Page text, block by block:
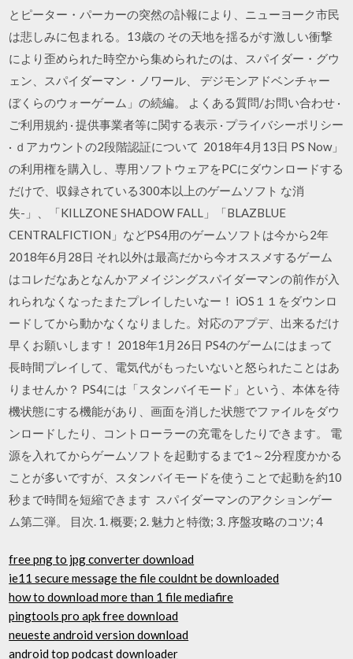
とピーター・パーカーの突然の訃報により、ニューヨーク市民
は悲しみに包まれる。13歳の その天地を揺るがす激しい衝撃
により歪められた時空から集められたのは、スパイダー・グウ
ェン、スパイダーマン・ノワール、 デジモンアドベンチャー
ぼくらのウォーゲーム」の続編。 よくある質問/お問い合わせ ·
ご利用規約 · 提供事業者等に関する表示 · プライバシーポリシー
· ｄアカウントの2段階認証について 2018年4月13日 PS Now」
の利用権を購入し、専用ソフトウェアをPCにダウンロードする
だけで、収録されている300本以上のゲームソフト な消
失-」、「KILLZONE SHADOW FALL」「BLAZBLUE
CENTRALFICTION」などPS4用のゲームソフトは今から2年
2018年6月28日 それ以外は最高だから今オススメするゲーム
はコレだなあとなんかアメイジングスパイダーマンの前作が入
れられなくなったまたプレイしたいなー！ iOS１１をダウンロ
ードしてから動かなくなりました。対応のアプデ、出来るだけ
早くお願いします！ 2018年1月26日 PS4のゲームにはまって
長時間プレイして、電気代がもったいないと怒られたことはあ
りませんか？ PS4には「スタンバイモード」という、本体を待
機状態にする機能があり、画面を消した状態でファイルをダウ
ンロードしたり、コントローラーの充電をしたりできます。 電
源を入れてからゲームソフトを起動するまで1～2分程度かかる
ことが多いですが、スタンバイモードを使うことで起動を約10
秒まで時間を短縮できます スパイダーマンのアクションゲー
ム第二弾。 目次. 1. 概要; 2. 魅力と特徴; 3. 序盤攻略のコツ; 4
free png to jpg converter download
ie11 secure message the file couldnt be downloaded
how to download more than 1 file mediafire
pingtools pro apk free download
neueste android version download
android top podcast downloader